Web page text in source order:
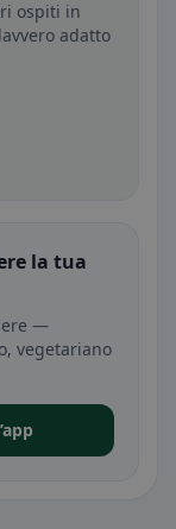
ospiti in
adatto
la tua
—
vegetariano